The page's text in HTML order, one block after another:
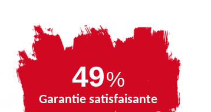
68%
Garantie satisfaisante